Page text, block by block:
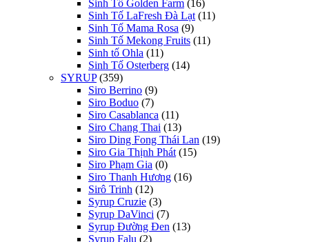
Sinh Tố Golden Farm (16)
Sinh Tố LaFresh Đà Lạt (11)
Sinh Tố Mama Rosa (9)
Sinh Tố Mekong Fruits (11)
Sinh tố Ohla (11)
Sinh Tố Osterberg (14)
SYRUP (359)
Siro Berrino (9)
Siro Boduo (7)
Siro Casablanca (11)
Siro Chang Thai (13)
Siro Ding Fong Thái Lan (19)
Siro Gia Thịnh Phát (15)
Siro Phạm Gia (0)
Siro Thanh Hương (16)
Sirô Trinh (12)
Syrup Cruzie (3)
Syrup DaVinci (7)
Syrup Đường Đen (13)
Syrup Falu (2)